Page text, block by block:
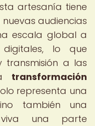
artesanía tiene
audiencias
escala global a
lo que
transmisión a las
transformación
representa una
también una
una parte